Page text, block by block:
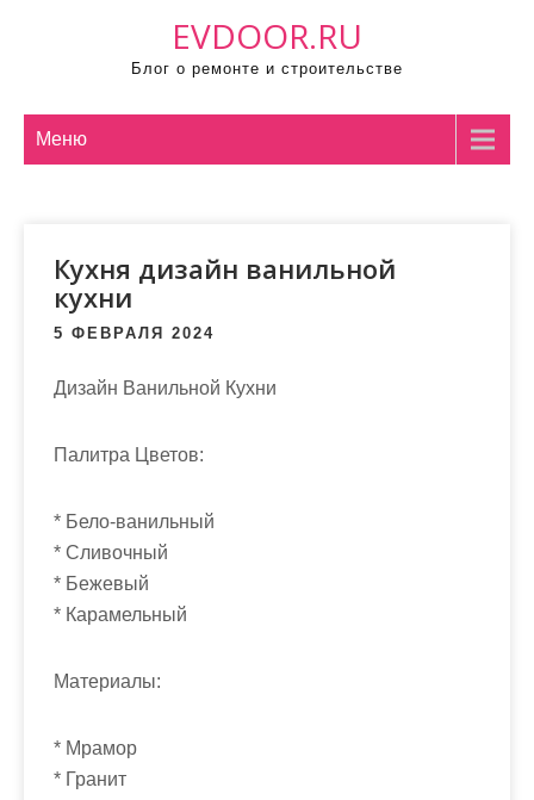
EVDOOR.RU
Блог о ремонте и строительстве
Меню
Кухня дизайн ванильной
кухни
5 ФЕВРАЛЯ 2024
Дизайн Ванильной Кухни
Палитра Цветов:
* Бело-ванильный
* Сливочный
* Бежевый
* Карамельный
Материалы:
* Мрамор
* Гранит